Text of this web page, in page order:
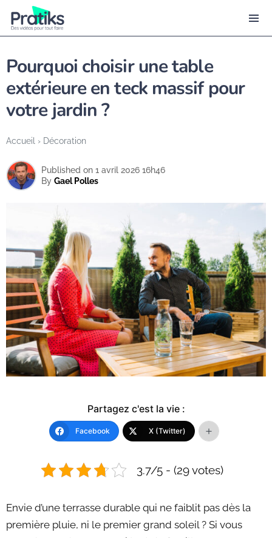
Accueil › Décoration
Pourquoi choisir une table
extérieure en teck massif pour
votre jardin ?
By Gael Polles
Published on 1 avril 2026 16h46
Partagez c'est la vie :
Facebook X (Twitter)
3.7/5 - (29 votes)
Envie d’une terrasse durable qui ne faiblit pas dès la
première pluie, ni le premier grand soleil ? Si vous